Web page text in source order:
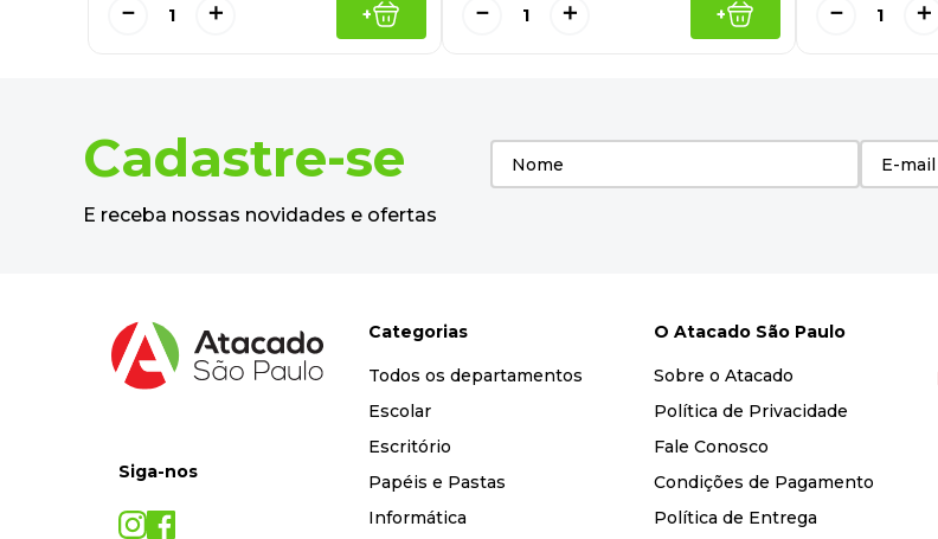
＋
－ + ＋
－ + ＋
－
Cadastre-se
E receba nossas novidades e ofertas
Siga-nos
Categorias
Todos os departamentos
Escolar
Escritório
Papéis e Pastas
Informática
O Atacado São Paulo
Sobre o Atacado
Política de Privacidade
Fale Conosco
Condições de Pagamento
Política de Entrega